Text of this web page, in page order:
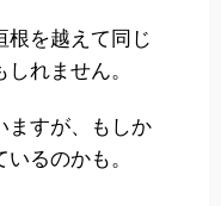
根を越えて同じ
れません。
ますが、もしか
るのかも。